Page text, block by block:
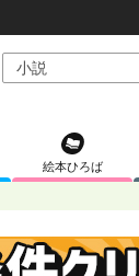
絵本ひろば